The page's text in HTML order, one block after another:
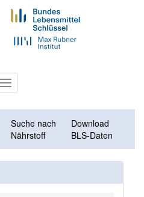
Toggle
navigation
Suche nach
Nährstoff
Download
BLS-Daten